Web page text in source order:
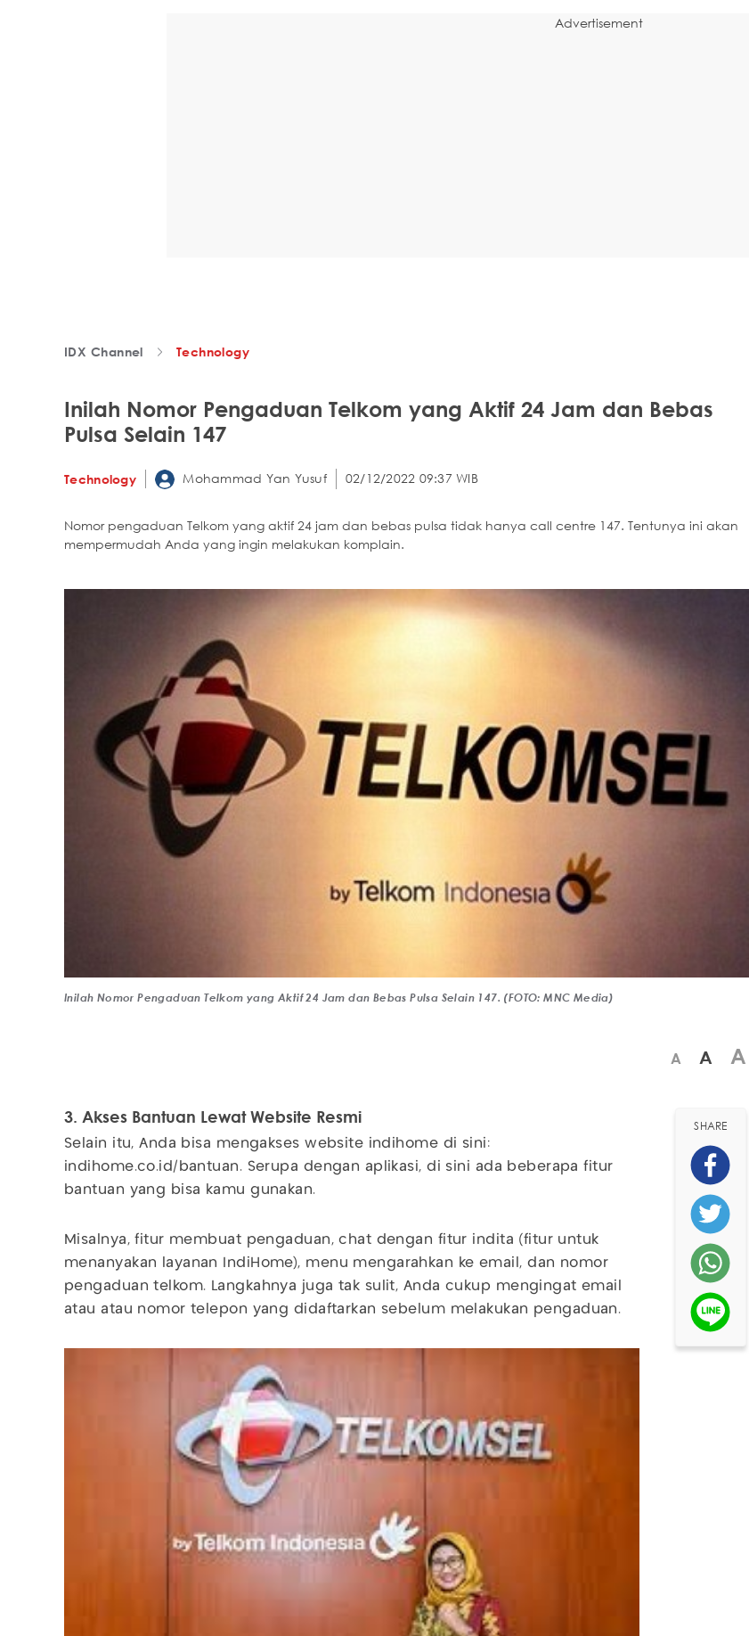
Advertisement
IDX Channel Technology
Inilah Nomor Pengaduan Telkom yang Aktif 24 Jam dan Bebas
Pulsa Selain 147
Technology Mohammad Yan Yusuf 02/12/2022 09:37 WIB
Nomor pengaduan Telkom yang aktif 24 jam dan bebas pulsa tidak hanya call centre 147. Tentunya ini akan
mempermudah Anda yang ingin melakukan komplain.
Inilah Nomor Pengaduan Telkom yang Aktif 24 Jam dan Bebas Pulsa Selain 147. (FOTO: MNC Media)
A A A
3. Akses Bantuan Lewat Website Resmi
Selain itu, Anda bisa mengakses website indihome di sini:
indihome.co.id/bantuan. Serupa dengan aplikasi, di sini ada beberapa fitur
bantuan yang bisa kamu gunakan.
Misalnya, fitur membuat pengaduan, chat dengan fitur indita (fitur untuk
menanyakan layanan IndiHome), menu mengarahkan ke email, dan nomor
pengaduan telkom. Langkahnya juga tak sulit, Anda cukup mengingat email
atau atau nomor telepon yang didaftarkan sebelum melakukan pengaduan.
SHARE